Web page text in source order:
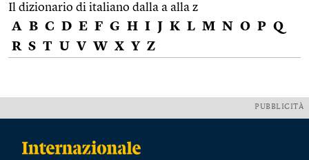
Il dizionario di italiano dalla a alla z
A B C D E F G H I J K L M N O P Q
R S T U V W X Y Z
PUBBLICITÀ